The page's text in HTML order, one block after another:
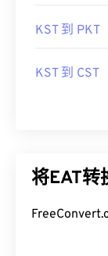
KST 到 PKT
KST 到 CST
将EAT转